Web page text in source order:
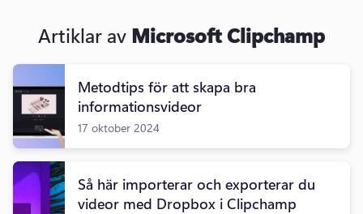
Artiklar av Microsoft Clipchamp
Metodtips för att skapa bra
informationsvideor
17 oktober 2024
Så här importerar och exporterar du
videor med Dropbox i Clipchamp